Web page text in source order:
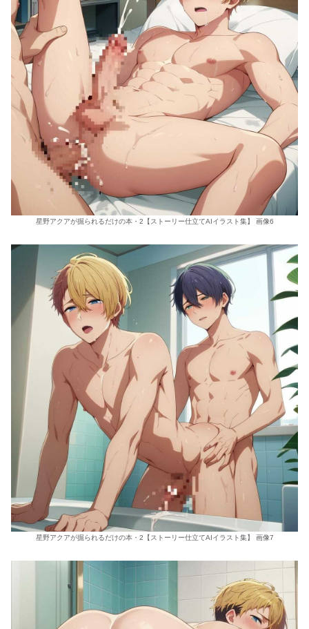
星野アクアが掘られるだけの本・2【ストーリー仕立てAIイラスト集】 画像6
星野アクアが掘られるだけの本・2【ストーリー仕立てAIイラスト集】 画像7